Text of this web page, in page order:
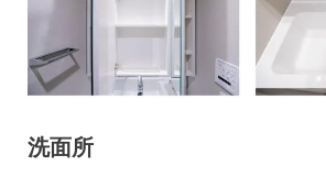
洗面所